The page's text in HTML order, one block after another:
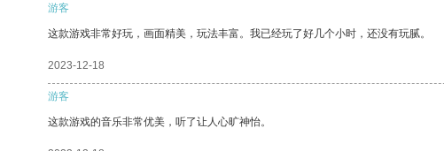
游客
这款游戏非常好玩，画面精美，玩法丰富。我已经玩了好几个小时，还没有玩腻。
2023-12-18
游客
这款游戏的音乐非常优美，听了让人心旷神怡。